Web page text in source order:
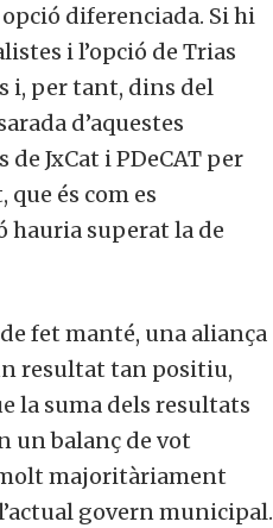
diferenciada. Si hi
i l’opció de Trias
i, per tant, dins del
d’aquestes
JxCat i PDeCAT per
és com es
hauria superat la de
fet manté, una aliança
resultat tan positiu,
la suma dels resultats
un balanç de vot
molt majoritàriament
govern municipal.